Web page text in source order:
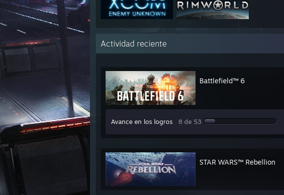
Actividad reciente
Battlefield™ 6
Avance en los logros 8 de 53
STAR WARS™ Rebellion